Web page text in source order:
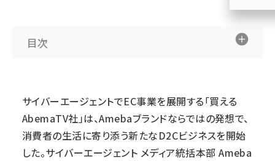
目次
サイバーエージェントでEC事業を展開する「買える
AbemaTV社」は、Amebaブランドならではの発想で、
消費者の生活に寄り添う新たなD2Cビジネスを開始
した。サイバーエージェント メディア統括本部 Ameba
参